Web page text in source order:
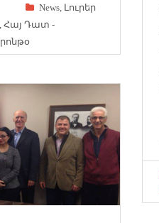
News, Լուրեր
, Հայ Դատ -